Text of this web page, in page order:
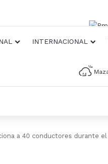
INTERNACIONAL
a 40 conductores durante